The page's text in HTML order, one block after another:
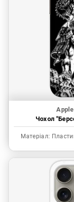
Чохол
Матеріал: